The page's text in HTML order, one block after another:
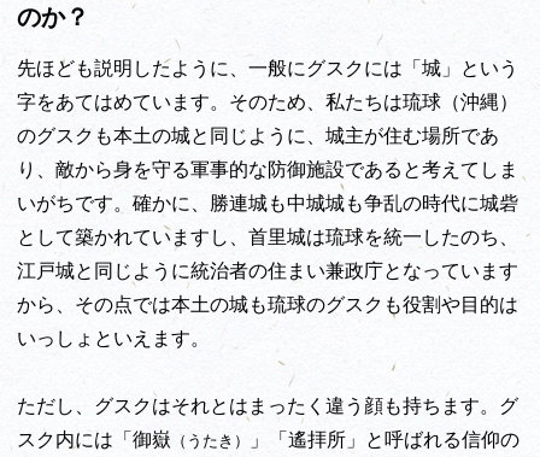
のか？
先ほども説明したように、一般にグスクには「城」という
字をあてはめています。そのため、私たちは琉球（沖縄）
のグスクも本土の城と同じように、城主が住む場所であ
り、敵から身を守る軍事的な防御施設であると考えてしま
いがちです。確かに、勝連城も中城城も争乱の時代に城砦
として築かれていますし、首里城は琉球を統一したのち、
江戸城と同じように統治者の住まい兼政庁となっています
から、その点では本土の城も琉球のグスクも役割や目的は
いっしょといえます。
ただし、グスクはそれとはまったく違う顔も持ちます。グ
スク内には「御嶽 （うたき）
」「遙拝所」と呼ばれる信仰の